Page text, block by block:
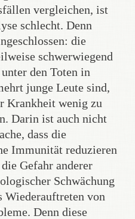
vergleichen, ist
schlecht. Denn
die
schwerwiegend
den Toten in
junge Leute sind,
Krankheit wenig zu
Darin ist auch nicht
dass die
Immunität reduzieren
Gefahr anderer
Schwächung
Wiederauftreten von
Denn diese